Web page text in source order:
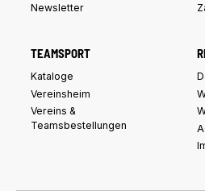
Newsletter
TEAMSPORT
Kataloge
Vereinsheim
Vereins &
Teamsbestellungen